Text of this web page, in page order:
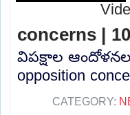
concerns |
విపక్షాల
opposition
CATEGORY: